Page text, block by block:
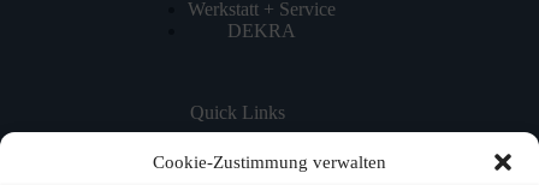
Cookie-Zustimmung verwalten
Werkstatt + Service
DEKRA
Quick Links
Home
NEWS